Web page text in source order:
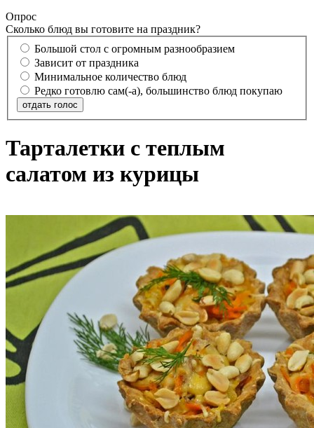
Опрос
Сколько блюд вы готовите на праздник?
Большой стол с огромным разнообразием
Зависит от праздника
Минимальное количество блюд
Редко готовлю сам(-а), большинство блюд покупаю
отдать голос
Тарталетки с теплым
салатом из курицы